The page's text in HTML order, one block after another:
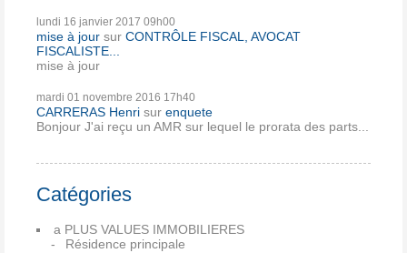
lundi 16 janvier 2017 09h00
mise à jour sur CONTRÔLE FISCAL, AVOCAT
FISCALISTE...
mise à jour
mardi 01 novembre 2016 17h40
CARRERAS Henri sur enquete
Bonjour J'ai reçu un AMR sur lequel le prorata des parts...
Catégories
a PLUS VALUES IMMOBILIERES
Résidence principale